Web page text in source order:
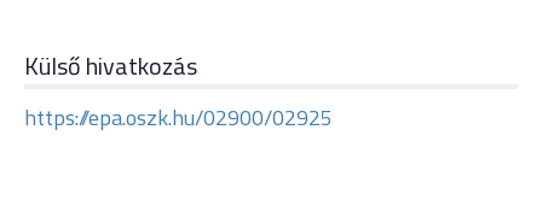
Külső hivatkozás
https://epa.oszk.hu/02900/02925